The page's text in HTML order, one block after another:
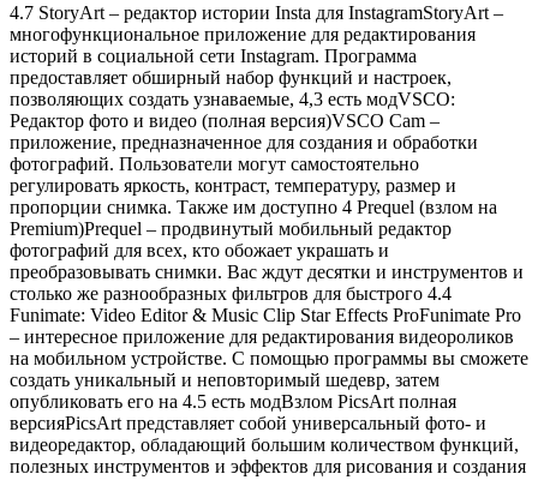
4.7 StoryArt – редактор истории Insta для InstagramStoryArt –
многофункциональное приложение для редактирования
историй в социальной сети Instagram. Программа
предоставляет обширный набор функций и настроек,
позволяющих создать узнаваемые, 4,3 есть модVSCO:
Редактор фото и видео (полная версия)VSCO Cam –
приложение, предназначенное для создания и обработки
фотографий. Пользователи могут самостоятельно
регулировать яркость, контраст, температуру, размер и
пропорции снимка. Также им доступно 4 Prequel (взлом на
Premium)Prequel – продвинутый мобильный редактор
фотографий для всех, кто обожает украшать и
преобразовывать снимки. Вас ждут десятки и инструментов и
столько же разнообразных фильтров для быстрого 4.4
Funimate: Video Editor & Music Clip Star Effects ProFunimate Pro
– интересное приложение для редактирования видеороликов
на мобильном устройстве. С помощью программы вы сможете
создать уникальный и неповторимый шедевр, затем
опубликовать его на 4.5 есть модВзлом PicsArt полная
версияPicsArt представляет собой универсальный фото- и
видеоредактор, обладающий большим количеством функций,
полезных инструментов и эффектов для рисования и создания